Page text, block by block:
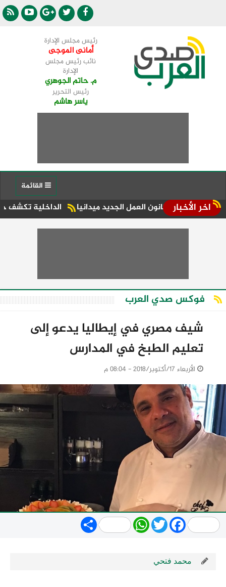
رئيس مجلس الإدارة
أمانى الموجى
نائب رئيس مجلس
الإدارة
م. حاتم الجوهري
رئيس التحرير
ياسر هاشم
اخر الأخبار الداخلية تكشف حقيقة قانون العمل الجديد ميدانيا
فوكس صدي العرب
شيف مصري في إيطاليا يدعو إلى
تعليم الطبخ في المدارس
الأربعاء 17/أكتوبر/2018 - 08:04 م
Share WhatsApp
TwitterFacebook
محمد فتحي